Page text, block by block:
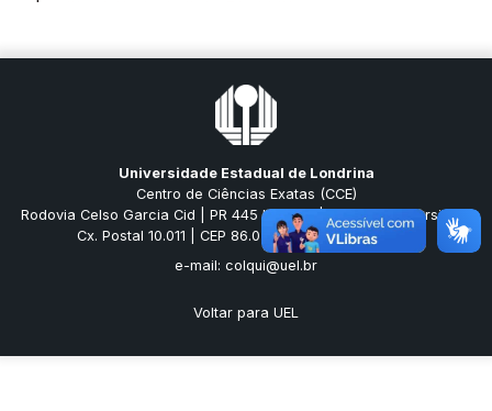
Universidade Estadual de Londrina
Centro de Ciências Exatas (CCE)
Rodovia Celso Garcia Cid | PR 445 Km 380 | Campus Universitário
Cx. Postal 10.011 | CEP 86.057-970 | Londrina - PR
e-mail: colqui@uel.br
Voltar para UEL